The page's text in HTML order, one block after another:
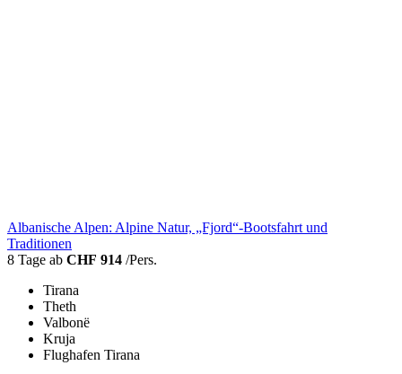
Albanische Alpen: Alpine Natur, „Fjord“-Bootsfahrt und
Traditionen
8 Tage ab CHF 914 /Pers.
Tirana
Theth
Valbonë
Kruja
Flughafen Tirana